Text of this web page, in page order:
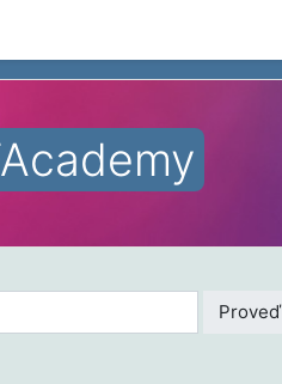
Proveď